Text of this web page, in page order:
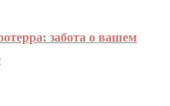
забота о вашем